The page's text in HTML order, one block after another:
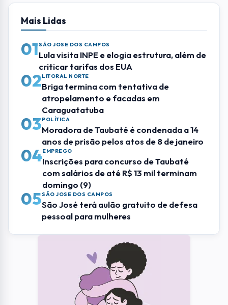
domingo (9)
05SÃO JOSE DOS CAMPOS
pessoal para mulheres